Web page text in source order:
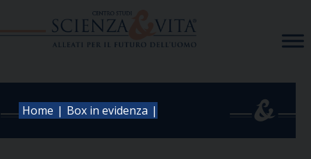
Home | Box in evidenza |